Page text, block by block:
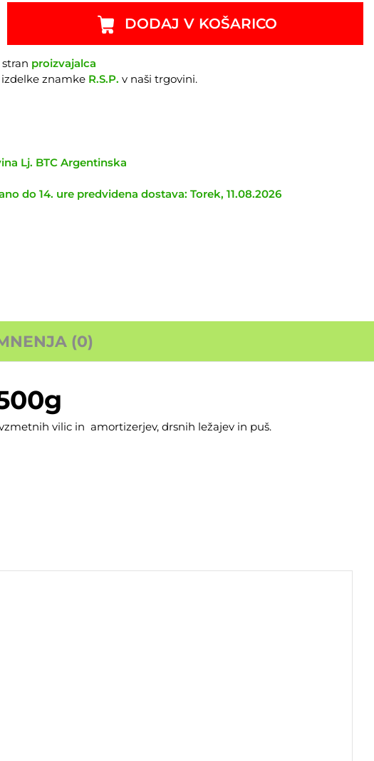
DODAJ V KOŠARICO
proizvajalca
znamke R.S.P. v naši trgovini.
Lj. BTC Argentinska
do 14. ure predvidena dostava: Torek, 11.08.2026
(0)
vilic in amortizerjev, drsnih ležajev in puš.